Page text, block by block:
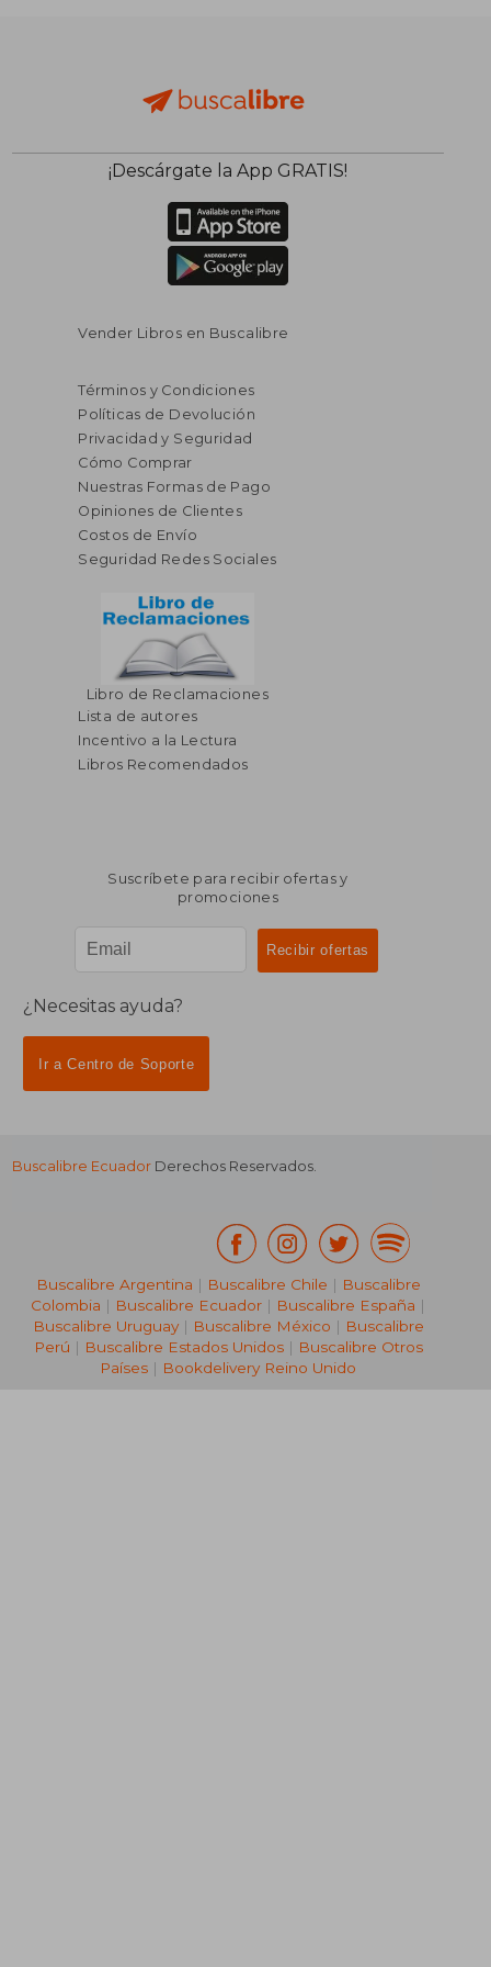
$ 55.86 40%
40%
dcto.
¡Descárgate la App GRATIS!
Vender Libros en Buscalibre
Términos y Condiciones
Políticas de Devolución
Privacidad y Seguridad
Cómo Comprar
Nuestras Formas de Pago
Opiniones de Clientes
Costos de Envío
Seguridad Redes Sociales
Libro de Reclamaciones
Lista de autores
Incentivo a la Lectura
Libros Recomendados
Suscríbete para recibir ofertas y
promociones
¿Necesitas ayuda?
Ir a Centro de Soporte
Buscalibre Ecuador Derechos Reservados.
Buscalibre Argentina | Buscalibre Chile | Buscalibre
Colombia | Buscalibre Ecuador | Buscalibre España |
Buscalibre Uruguay| Buscalibre México | Buscalibre
Perú | Buscalibre Estados Unidos| Buscalibre Otros
Países | Bookdelivery Reino Unido